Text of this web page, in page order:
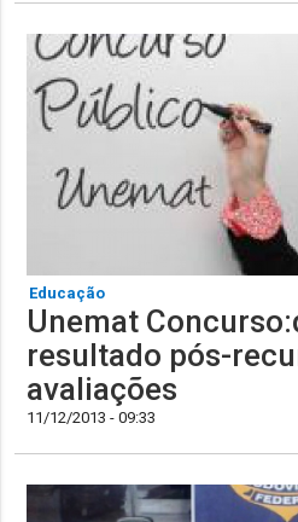
Educação
Unemat
resultado pós-
avaliações
11/12/2013 - 09:33